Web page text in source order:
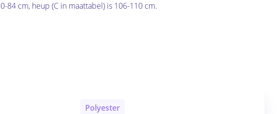
84 cm, heup (C in maattabel) is 106-110 cm.
Polyester